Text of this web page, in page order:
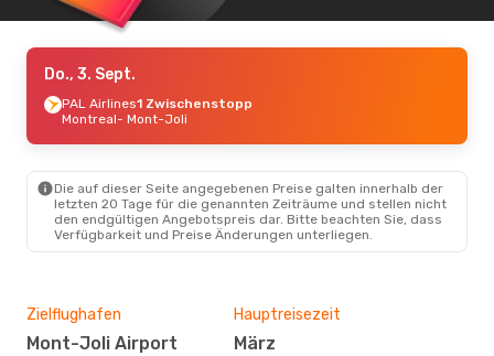
Do., 3. Sept.
PAL Airlines1 Zwischenstopp
Montreal- Mont-Joli
Die auf dieser Seite angegebenen Preise galten innerhalb der
letzten 20 Tage für die genannten Zeiträume und stellen nicht
den endgültigen Angebotspreis dar. Bitte beachten Sie, dass
Verfügbarkeit und Preise Änderungen unterliegen.
Zielflughafen
Mont-Joli Airport
Hauptreisezeit
März